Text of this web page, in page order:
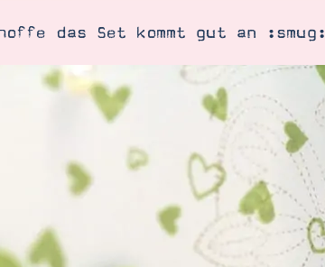
das Set kommt gut an :smug: